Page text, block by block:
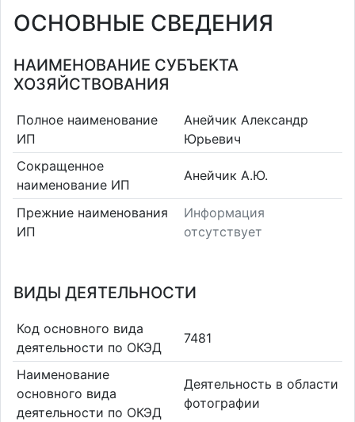
ОСНОВНЫЕ СВЕДЕНИЯ
НАИМЕНОВАНИЕ СУБЪЕКТА
ХОЗЯЙСТВОВАНИЯ
Полное наименование
ИП
Анейчик Александр
Юрьевич
Сокращенное
наименование ИП
Анейчик А.Ю.
Прежние наименования
ИП
Информация
отсутствует
ВИДЫ ДЕЯТЕЛЬНОСТИ
Код основного вида
деятельности по ОКЭД
7481
Наименование
основного вида
деятельности по ОКЭД
Деятельность в области
фотографии